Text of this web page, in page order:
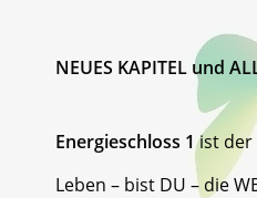
NEUES KAPITEL und
Energieschloss 1ist der
Leben – bist DU – die